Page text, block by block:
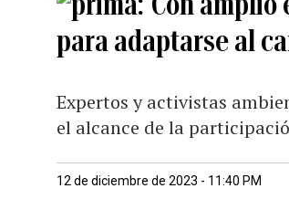
para adaptarse al
Expertos y activistas
el alcance de la
12 de diciembre de 2023 - 11:40 PM